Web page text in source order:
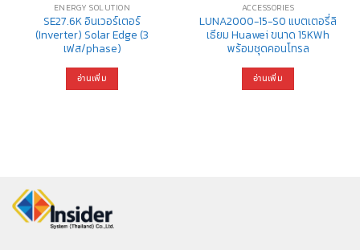
ENERGY SOLUTION
SE27.6K อินเวอร์เตอร์
(Inverter) Solar Edge (3
เฟส/phase)
อ่านเพิ่ม
ACCESSORIES
LUNA2000-15-S0 แบตเตอรี่ลิ
เธียม Huawei ขนาด 15KWh
พร้อมชุดคอนโทรล
อ่านเพิ่ม